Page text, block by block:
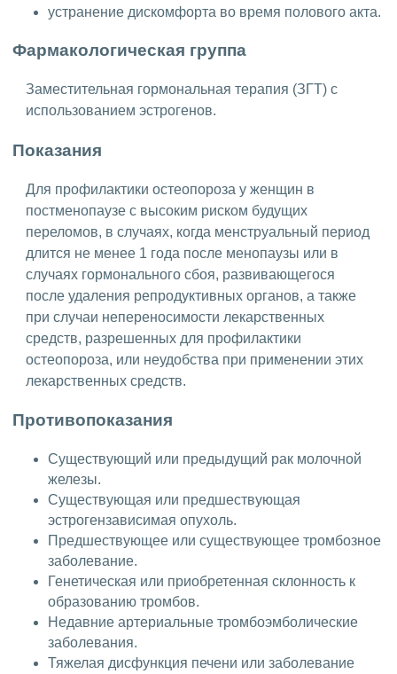
устранение дискомфорта во время полового акта.
Фармакологическая группа
Заместительная гормональная терапия (ЗГТ) с
использованием эстрогенов.
Показания
Для профилактики остеопороза у женщин в
постменопаузе с высоким риском будущих
переломов, в случаях, когда менструальный период
длится не менее 1 года после менопаузы или в
случаях гормонального сбоя, развивающегося
после удаления репродуктивных органов, а также
при случаи непереносимости лекарственных
средств, разрешенных для профилактики
остеопороза, или неудобства при применении этих
лекарственных средств.
Противопоказания
Существующий или предыдущий рак молочной
железы.
Существующая или предшествующая
эстрогензависимая опухоль.
Предшествующее или существующее тромбозное
заболевание.
Генетическая или приобретенная склонность к
образованию тромбов.
Недавние артериальные тромбоэмболические
заболевания.
Тяжелая дисфункция печени или заболевание